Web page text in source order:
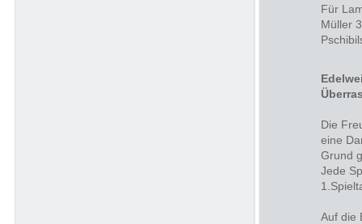
Für
Müller
Die
eine
Grund
Jede
Auf die